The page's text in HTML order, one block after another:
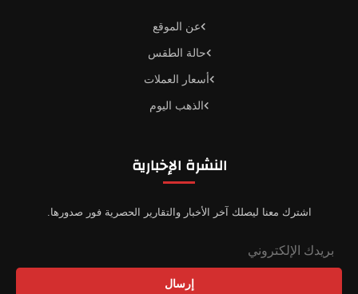
عن الموقع
حالة الطقس
أسعار العملات
الذهب اليوم
النشرة الإخبارية
اشترك معنا ليصلك آخر الأخبار والتقارير الحصرية فور صدورها.
إرسال